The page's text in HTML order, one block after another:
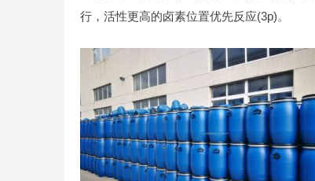
行，活性更高的卤素位置优先反应(3p)。